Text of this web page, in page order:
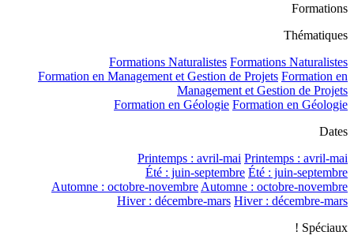
Formations
Thématiques
Formations Naturalistes Formations Naturalistes
Formation en Management et Gestion de Projets Formation en
Management et Gestion de Projets
Formation en Géologie Formation en Géologie
Dates
Printemps : avril-mai Printemps : avril-mai
Été : juin-septembre Été : juin-septembre
Automne : octobre-novembreAutomne : octobre-novembre
Hiver : décembre-mars Hiver : décembre-mars
Spéciaux !